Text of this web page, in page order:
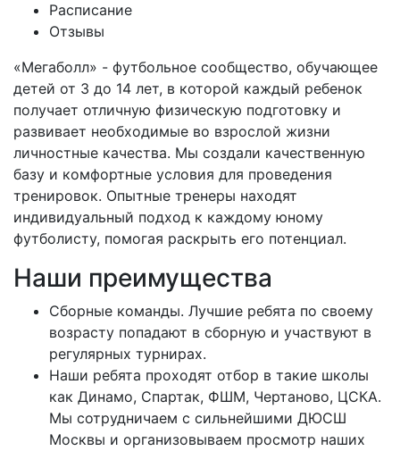
Расписание
Отзывы
«Мегаболл» - футбольное сообщество, обучающее
детей от 3 до 14 лет, в которой каждый ребенок
получает отличную физическую подготовку и
развивает необходимые во взрослой жизни
личностные качества. Мы создали качественную
базу и комфортные условия для проведения
тренировок. Опытные тренеры находят
индивидуальный подход к каждому юному
футболисту, помогая раскрыть его потенциал.
Наши преимущества
Сборные команды. Лучшие ребята по своему
возрасту попадают в сборную и участвуют в
регулярных турнирах.
Наши ребята проходят отбор в такие школы
как Динамо, Спартак, ФШМ, Чертаново, ЦСКА.
Мы сотрудничаем с сильнейшими ДЮСШ
Москвы и организовываем просмотр наших